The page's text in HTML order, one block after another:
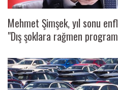
Mehmet Şimşek, yıl sonu
"Dış şoklara rağmen